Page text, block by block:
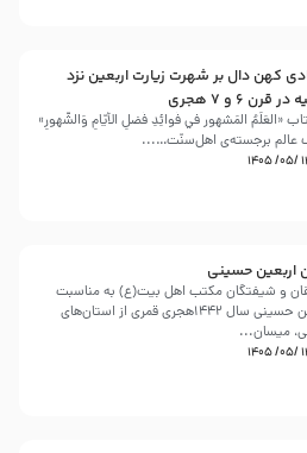
کهن دال بر شهرت زیارت اربعین نزد
قرن ۶ و ۷ هجری
«العَلَمُ المَشهور في فَوائِدِ فَضلِ الأيّامِ وَالشُّهورِ»
عالم برجسته‌ی اهل‌سنّت…...
اربعین حسینی
و شیفتگان مکتب اهل بیت(ع) به مناسبت
اربعین حسینی سال ۱۴۴۲هجری قمری از استان‌های
میسان...